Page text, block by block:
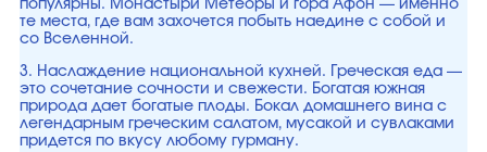
популярны. Монастыри Метеоры и гора Афон — именно
те места, где вам захочется побыть наедине с собой и
со Вселенной.
3. Наслаждение национальной кухней. Греческая еда —
это сочетание сочности и свежести. Богатая южная
природа дает богатые плоды. Бокал домашнего вина с
легендарным греческим салатом, мусакой и сувлаками
придется по вкусу любому гурману.